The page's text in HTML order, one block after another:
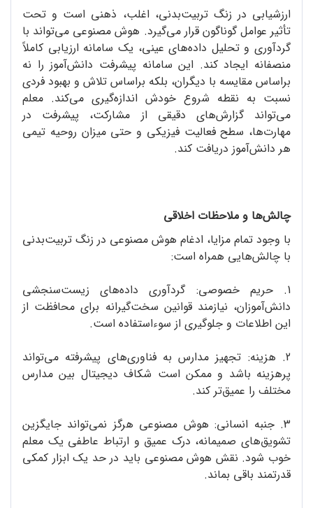
ارزشیابی در زنگ تربیت‌بدنی، اغلب، ذهنی است و تحت
تأثیر عوامل گوناگون قرار می‌گیرد. هوش مصنوعی می‌تواند با
گرد‌آوری و تحلیل داده‌های عینی، یک سامانه ارزیابی کاملاً
منصفانه ایجاد کند. این سامانه پیشرفت دانش‌آموز را نه
بر‌اساس مقایسه با دیگران، بلکه براساس تلاش و بهبود فردی
نسبت به نقطه شروع خودش اندازه‌گیری می‌کند. معلم
می‌تواند گزارش‌های دقیقی از مشارکت، پیشرفت در
مهارت‌ها، سطح فعالیت فیزیکی و حتی میزان روحیه تیمی
هر دانش‌آموز دریافت کند.
چالش‌ها و ملاحظات اخلاقی
با وجود تمام مزایا، ادغام هوش مصنوعی در زنگ تربیت‌بدنی
با چالش‌هایی همراه است:
1. حریم خصوصی: گرد‌آوری داده‌های زیست‌سنجشی
دانش‌آموزان، نیازمند قوانین سخت‌گیرانه برای محافظت از
این اطلاعات و جلوگیری از سوءاستفاده است.
2. هزینه: تجهیز مدارس به فناوری‌های پیشرفته می‌تواند
پرهزینه باشد و ممکن است شکاف دیجیتال بین مدارس
مختلف را عمیق‌تر کند.
3. جنبه انسانی: هوش مصنوعی هرگز نمی‌تواند جایگزین
تشویق‌های صمیمانه، درک عمیق و ارتباط عاطفی یک معلم
خوب شود. نقش هوش مصنوعی باید در حد یک ابزار کمکی
قدرتمند باقی بماند.